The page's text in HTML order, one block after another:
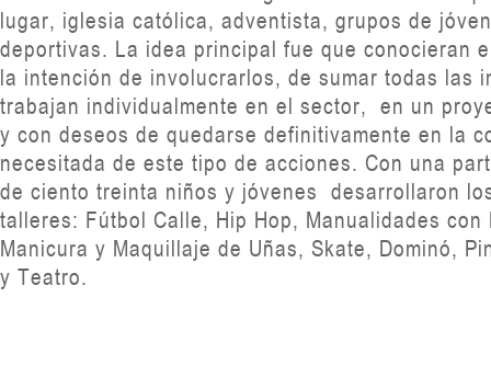
lugar, iglesia católica, adventista, grupos de
deportivas. La idea principal fue que conocieran
la intención de involucrarlos, de sumar todas las
trabajan individualmente en el sector, en un
y con deseos de quedarse definitivamente en la
necesitada de este tipo de acciones. Con una
de ciento treinta niños y jóvenes desarrollaron
talleres: Fútbol Calle, Hip Hop, Manualidades con
Manicura y Maquillaje de Uñas, Skate, Dominó,
y Teatro.